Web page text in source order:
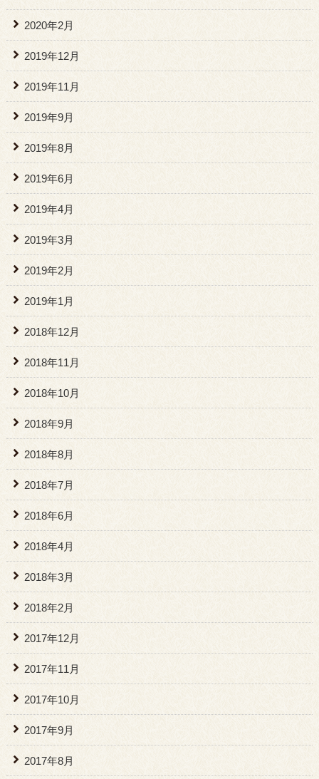
2020年2月
2019年12月
2019年11月
2019年9月
2019年8月
2019年6月
2019年4月
2019年3月
2019年2月
2019年1月
2018年12月
2018年11月
2018年10月
2018年9月
2018年8月
2018年7月
2018年6月
2018年4月
2018年3月
2018年2月
2017年12月
2017年11月
2017年10月
2017年9月
2017年8月